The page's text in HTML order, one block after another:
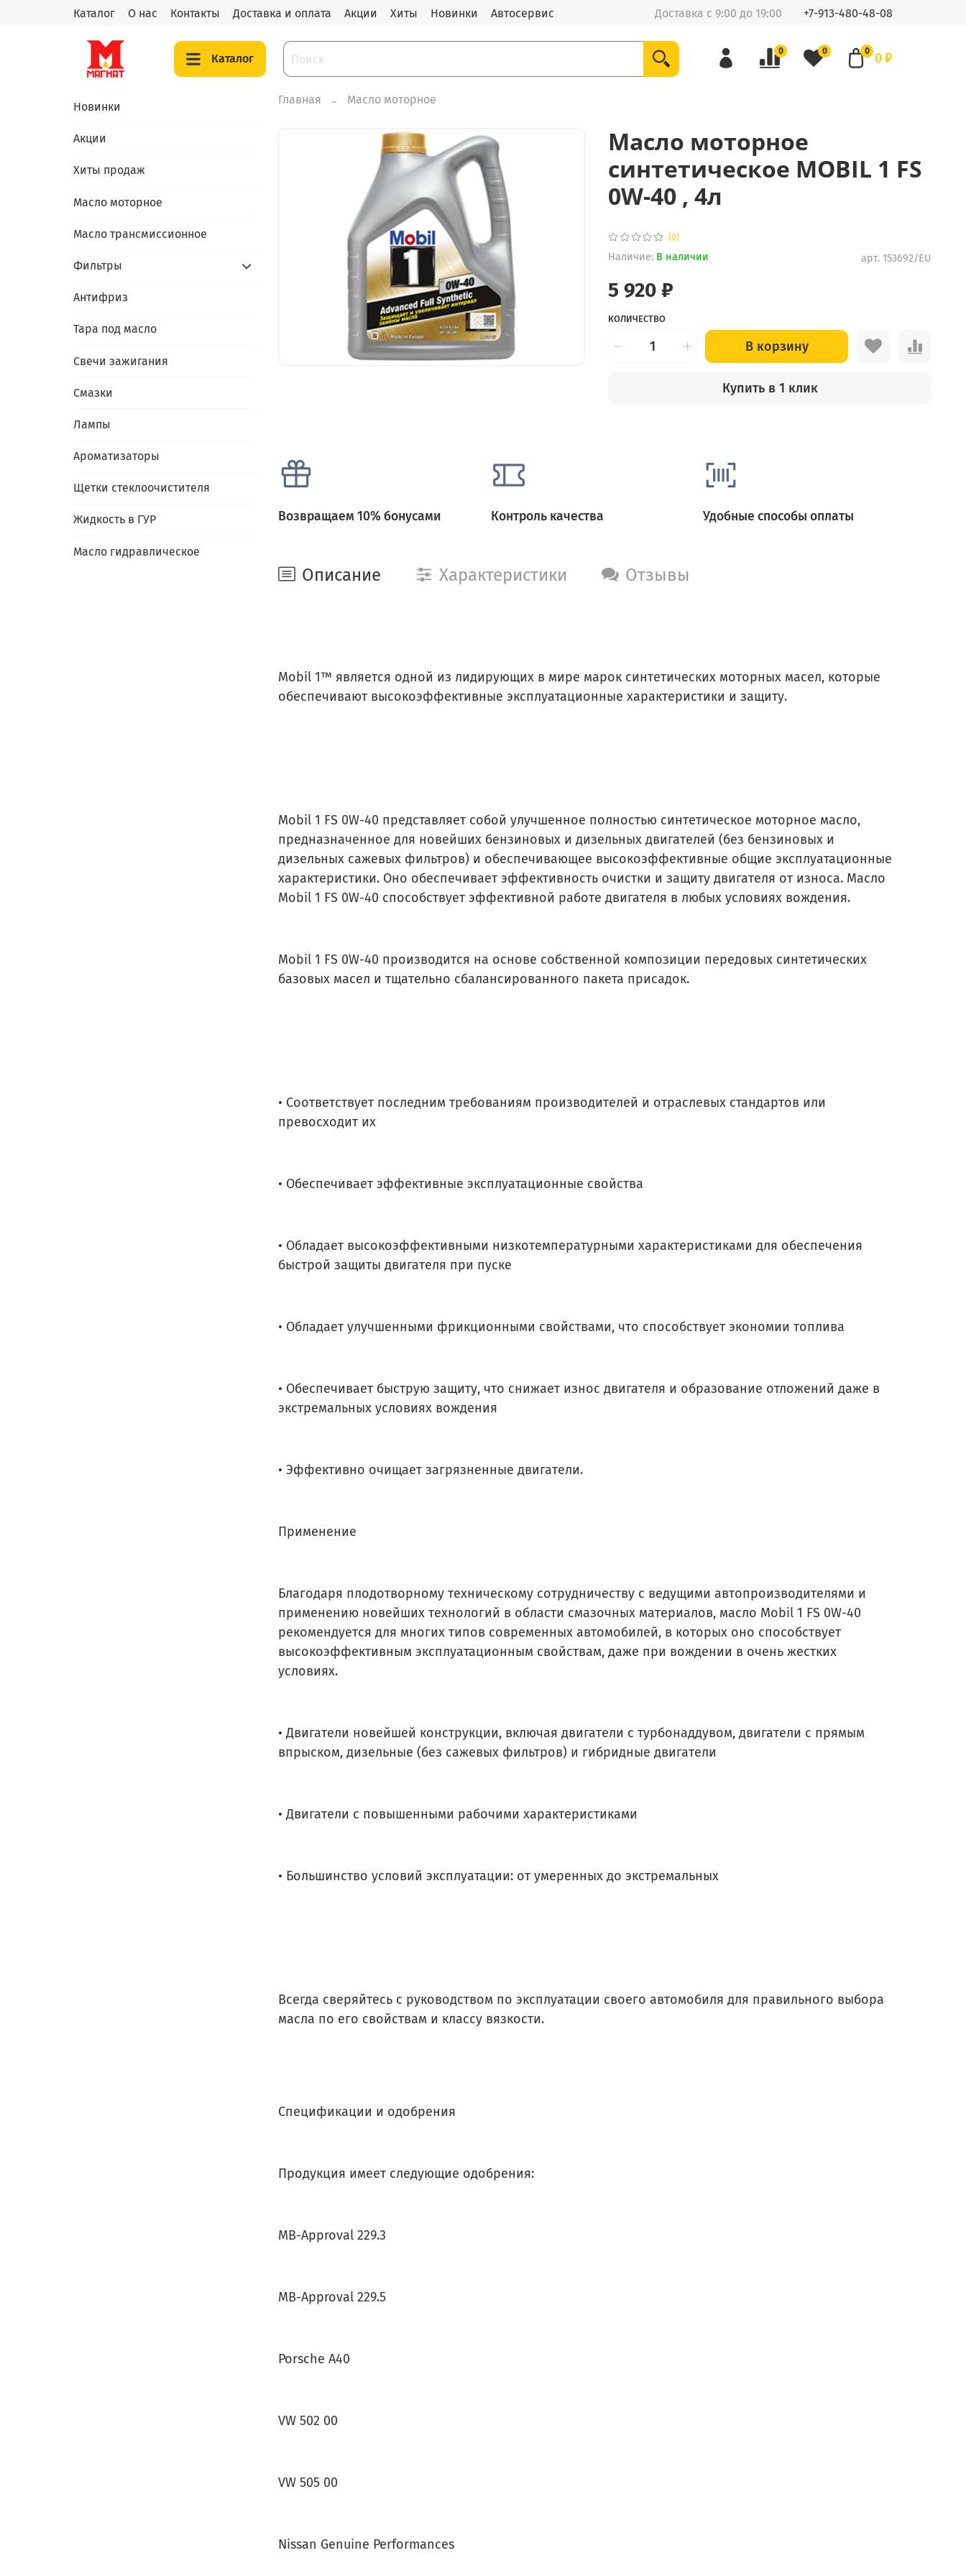
Каталог О нас Контакты Доставка и оплата Акции Хиты Новинки Автосервис Доставка с 9:00 до 19:00 +7-913-480-48-08
Каталог
0 0 0 0 ₽
Главная Масло моторное
(0)
арт. 153692/EU
Наличие: В наличии
Масло моторное
синтетическое MOBIL 1 FS
0W-40 , 4л
5 920 ₽
КОЛИЧЕСТВО
В корзину
Купить в 1 клик
Возвращаем 10% бонусами Контроль качества Удобные способы оплаты
Описание Характеристики Отзывы
Mobil 1™ является одной из лидирующих в мире марок синтетических моторных масел, которые
обеспечивают высокоэффективные эксплуатационные характеристики и защиту.
Mobil 1 FS 0W-40 представляет собой улучшенное полностью синтетическое моторное масло,
предназначенное для новейших бензиновых и дизельных двигателей (без бензиновых и
дизельных сажевых фильтров) и обеспечивающее высокоэффективные общие эксплуатационные
характеристики. Оно обеспечивает эффективность очистки и защиту двигателя от износа. Масло
Mobil 1 FS 0W-40 способствует эффективной работе двигателя в любых условиях вождения.
Mobil 1 FS 0W-40 производится на основе собственной композиции передовых синтетических
базовых масел и тщательно сбалансированного пакета присадок.
• Соответствует последним требованиям производителей и отраслевых стандартов или
превосходит их
• Обеспечивает эффективные эксплуатационные свойства
• Обладает высокоэффективными низкотемпературными характеристиками для обеспечения
быстрой защиты двигателя при пуске
• Обладает улучшенными фрикционными свойствами, что способствует экономии топлива
• Обеспечивает быструю защиту, что снижает износ двигателя и образование отложений даже в
экстремальных условиях вождения
• Эффективно очищает загрязненные двигатели.
Применение
Благодаря плодотворному техническому сотрудничеству с ведущими автопроизводителями и
применению новейших технологий в области смазочных материалов, масло Mobil 1 FS 0W-40
рекомендуется для многих типов современных автомобилей, в которых оно способствует
высокоэффективным эксплуатационным свойствам, даже при вождении в очень жестких
условиях.
• Двигатели новейшей конструкции, включая двигатели с турбонаддувом, двигатели с прямым
впрыском, дизельные (без сажевых фильтров) и гибридные двигатели
• Двигатели с повышенными рабочими характеристиками
• Большинство условий эксплуатации: от умеренных до экстремальных
Всегда сверяйтесь с руководством по эксплуатации своего автомобиля для правильного выбора
масла по его свойствам и классу вязкости.
Спецификации и одобрения
Продукция имеет следующие одобрения:
MB-Approval 229.3
MB-Approval 229.5
Porsche A40
VW 502 00
VW 505 00
Nissan Genuine Performances
Новинки
Акции
Хиты продаж
Масло моторное
Масло трансмиссионное
Фильтры
Антифриз
Тара под масло
Свечи зажигания
Смазки
Лампы
Ароматизаторы
Щетки стеклоочистителя
Жидкость в ГУР
Масло гидравлическое